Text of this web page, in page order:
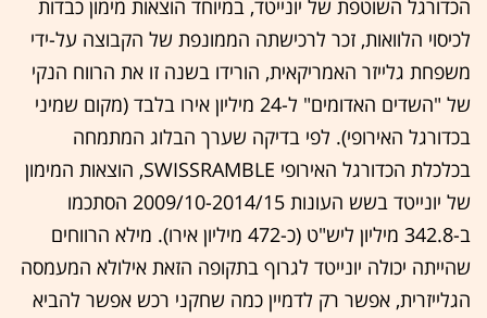
הכדורגל השוטפת של יונייטד, במיוחד הוצאות מימון כבדות
לכיסוי הלוואות, זכר לרכישתה הממונפת של הקבוצה על-ידי
משפחת גלייזר האמריקאית, הורידו בשנה זו את הרווח הנקי
של "השדים האדומים" ל-24 מיליון אירו בלבד (מקום שמיני
בכדורגל האירופי). לפי בדיקה שערך הבלוג המתמחה
בכלכלת הכדורגל האירופי SWISSRAMBLE, הוצאות המימון
של יונייטד בשש העונות 2009/10-2014/15 הסתכמו
ב-342.8 מיליון ליש"ט (כ-472 מיליון אירו). מילא הרווחים
שהייתה יכולה יונייטד לגרוף בתקופה הזאת אילולא המעמסה
הגלייזרית, אפשר רק לדמיין כמה שחקני רכש אפשר להביא